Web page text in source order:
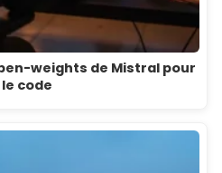
weights de Mistral pour
le code